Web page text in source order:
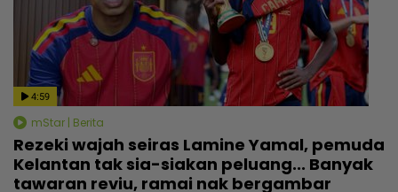
4:59
mStar | Berita
Rezeki wajah seiras Lamine Yamal, pemuda
Kelantan tak sia-siakan peluang... Banyak
tawaran reviu, ramai nak bergambar